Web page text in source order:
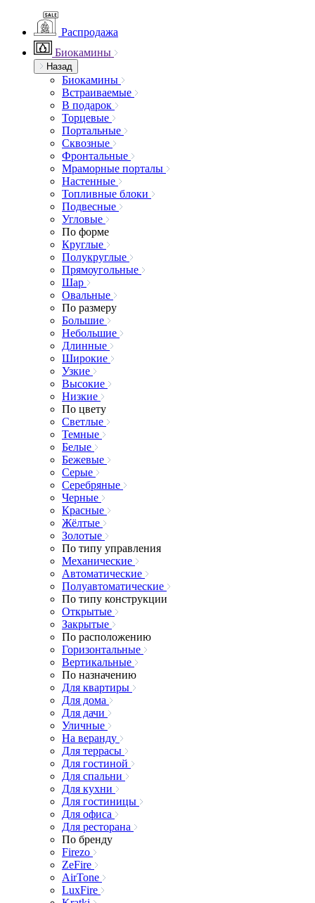
Распродажа
Биокамины
Назад
Биокамины
Встраиваемые
В подарок
Торцевые
Портальные
Сквозные
Фронтальные
Мраморные порталы
Настенные
Топливные блоки
Подвесные
Угловые
По форме
Круглые
Полукруглые
Прямоугольные
Шар
Овальные
По размеру
Большие
Небольшие
Длинные
Широкие
Узкие
Высокие
Низкие
По цвету
Светлые
Темные
Белые
Бежевые
Серые
Серебряные
Черные
Красные
Жёлтые
Золотые
По типу управления
Механические
Автоматические
Полуавтоматические
По типу конструкции
Открытые
Закрытые
По расположению
Горизонтальные
Вертикальные
По назначению
Для квартиры
Для дома
Для дачи
Уличные
На веранду
Для террасы
Для гостиной
Для спальни
Для кухни
Для гостиницы
Для офиса
Для ресторана
По бренду
Firezo
ZeFire
AirTone
LuxFire